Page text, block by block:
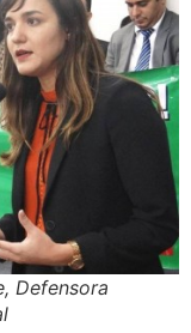
Defensora